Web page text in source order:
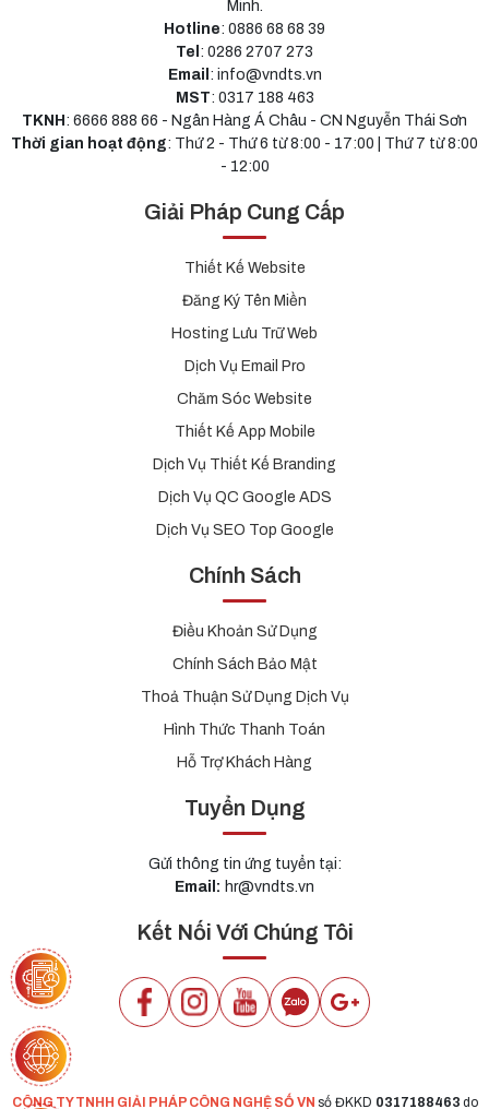
Minh.
Hotline: 0886 68 68 39
Tel : 0286 2707 273
Email : info@vndts.vn
MST: 0317 188 463
TKNH : 6666 888 66 - Ngân Hàng Á Châu - CN Nguyễn Thái Sơn
Thời gian hoạt động: Thứ 2 - Thứ 6 từ 8:00 - 17:00 | Thứ 7 từ 8:00
- 12:00
Giải Pháp Cung Cấp
Thiết Kế Website
Đăng Ký Tên Miền
Hosting Lưu Trữ Web
Dịch Vụ Email Pro
Chăm Sóc Website
Thiết Kế App Mobile
Dịch Vụ Thiết Kế Branding
Dịch Vụ QC Google ADS
Dịch Vụ SEO Top Google
Chính Sách
Điều Khoản Sử Dụng
Chính Sách Bảo Mật
Thoả Thuận Sử Dụng Dịch Vụ
Hình Thức Thanh Toán
Hỗ Trợ Khách Hàng
Tuyển Dụng
Gửi thông tin ứng tuyển tại:
Email: hr@vndts.vn
Kết Nối Với Chúng Tôi
CÔNG TY TNHH GIẢI PHÁP CÔNG NGHỆ SỐ VN số ĐKKD 0317188463 do